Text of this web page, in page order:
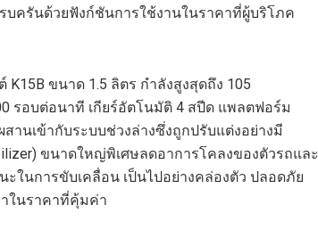
บครันด้วยฟังก์ชันการใช้งานในราคาที่ผู้บริโภค
K15B ขนาด 1.5 ลิตร กำลังสูงสุดถึง 105
รอบต่อนาที เกียร์อัตโนมัติ 4 สปีด แพลตฟอร์ม
านเข้ากับระบบช่วงล่างซึ่งถูกปรับแต่งอย่างมี
ขนาดใหญ่พิเศษลดอาการโคลงของตัวรถและ
ในการขับเคลื่อน เป็นไปอย่างคล่องตัว ปลอดภัย
ในราคาที่คุ้มค่า